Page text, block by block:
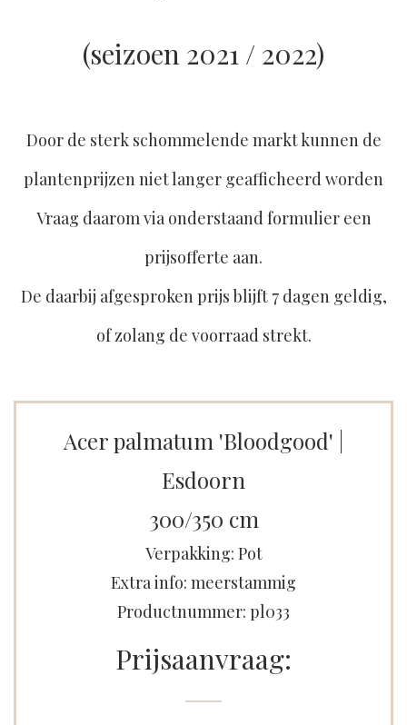
(seizoen 2021 / 2022)
Door de sterk schommelende markt kunnen de
plantenprijzen niet langer geafficheerd worden
Vraag daarom via onderstaand formulier een
prijsofferte aan.
De daarbij afgesproken prijs blijft 7 dagen geldig,
of zolang de voorraad strekt.
Acer palmatum 'Bloodgood' |
Esdoorn
300/350 cm
Verpakking: Pot
Extra info: meerstammig
Productnummer: pl033
Prijsaanvraag: